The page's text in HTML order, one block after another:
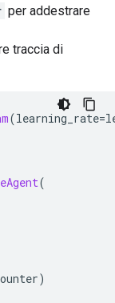
per addestrare
traccia di
(learning_rate=
(
)